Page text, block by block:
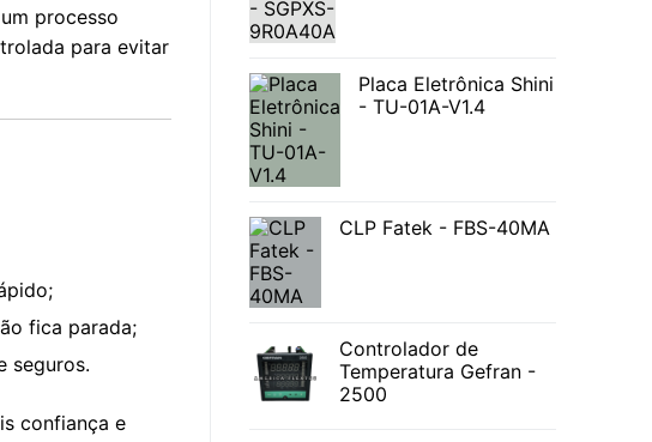
processo
para evitar
fica parada;
seguros.
confiança e
Placa Eletrônica Shini
- TU-01A-V1.4
CLP Fatek - FBS-40MA
Controlador de
Temperatura Gefran -
2500